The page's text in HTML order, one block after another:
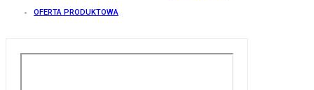
OFERTA PRODUKTOWA